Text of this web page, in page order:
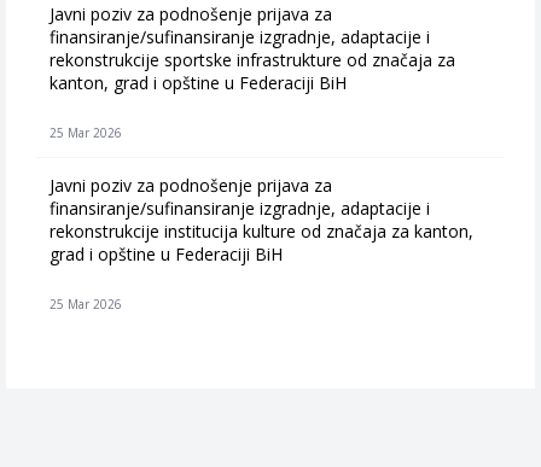
Javni poziv za podnošenje prijava za
finansiranje/sufinansiranje izgradnje, adaptacije i
rekonstrukcije sportske infrastrukture od značaja za
kanton, grad i opštine u Federaciji BiH
25 Mar 2026
Javni poziv za podnošenje prijava za
finansiranje/sufinansiranje izgradnje, adaptacije i
rekonstrukcije institucija kulture od značaja za kanton,
grad i opštine u Federaciji BiH
25 Mar 2026